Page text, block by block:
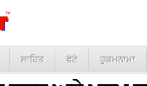
ਸਾਹਿਤ ਫੋਟੋ ਹੁਕਮਨਾਮਾ